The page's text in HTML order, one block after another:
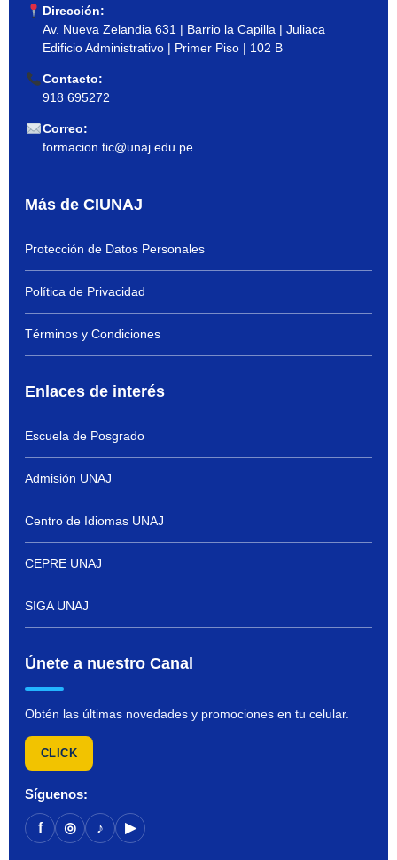
Dirección:
Av. Nueva Zelandia 631 | Barrio la Capilla | Juliaca
Edificio Administrativo | Primer Piso | 102 B
Contacto:
918 695272
Correo:
formacion.tic@unaj.edu.pe
Más de CIUNAJ
Protección de Datos Personales
Política de Privacidad
Términos y Condiciones
Enlaces de interés
Escuela de Posgrado
Admisión UNAJ
Centro de Idiomas UNAJ
CEPRE UNAJ
SIGA UNAJ
Únete a nuestro Canal
Obtén las últimas novedades y promociones en tu celular.
CLICK
Síguenos:
f ◎ ♪ ▶